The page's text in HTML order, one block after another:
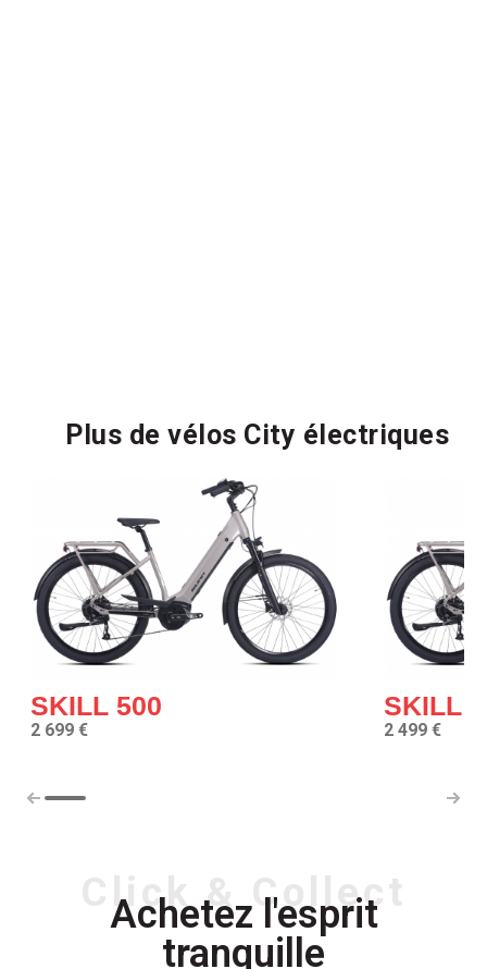
Plus de vélos City électriques
SKILL 500
2 699 €
SKILL
2 499 €
Click & Collect
Achetez l'esprit
tranquille